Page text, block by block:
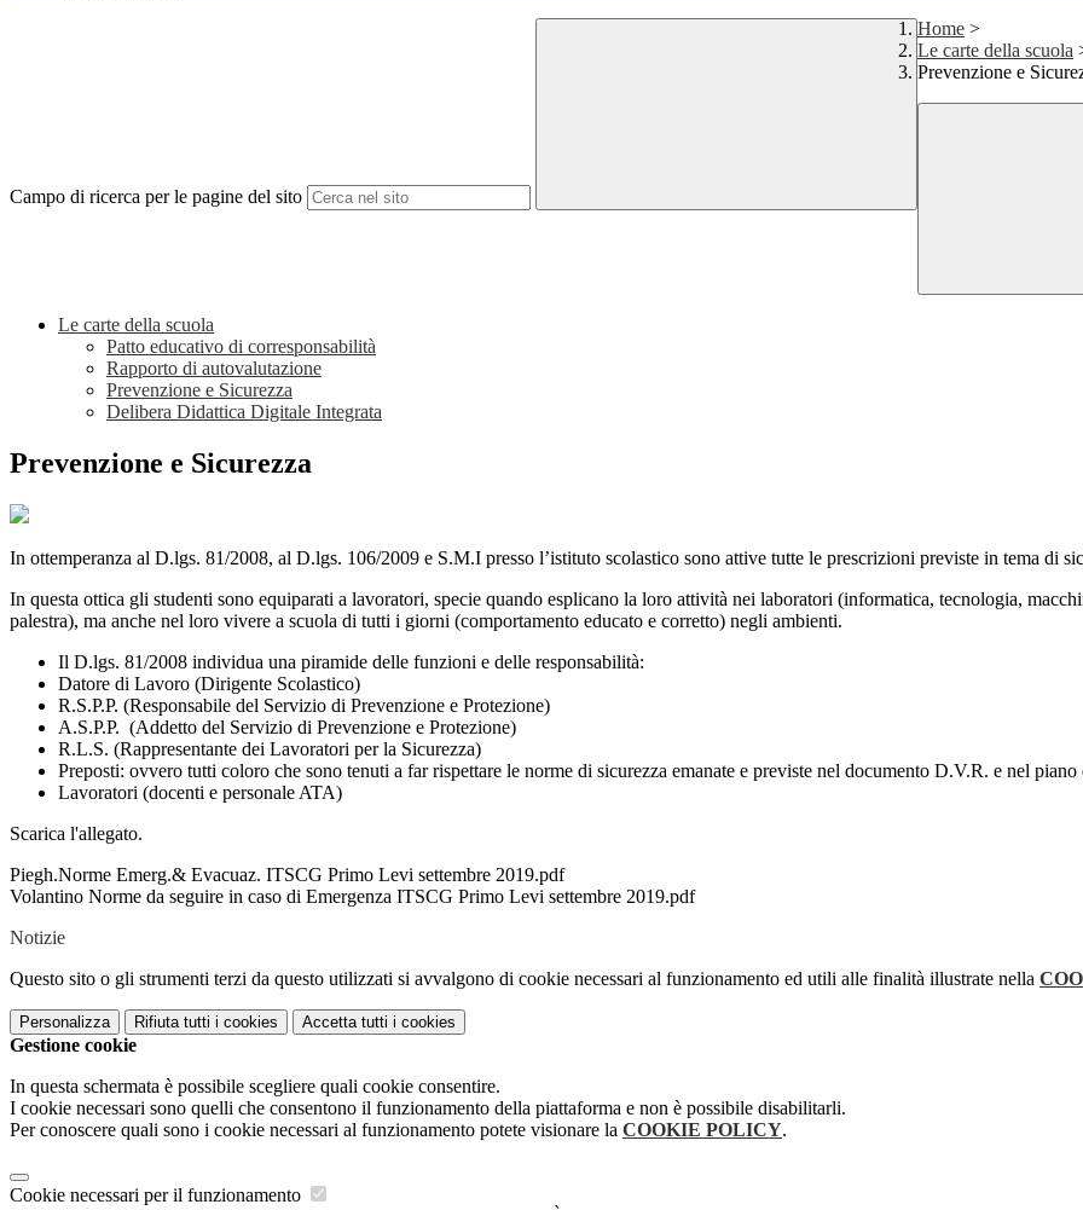
Campo di ricerca per le pagine del sito
Home >
Le carte della scuola
Prevenzione e
Le carte della scuola
Patto educativo di corresponsabilità
Rapporto di autovalutazione
Prevenzione e Sicurezza
Delibera Didattica Digitale Integrata
Prevenzione e Sicurezza
In ottemperanza al D.lgs. 81/2008, al D.lgs. 106/2009 e S.M.I presso l’istituto scolastico sono attive tutte le prescrizioni previste in tema di
In questa ottica gli studenti sono equiparati a lavoratori, specie quando esplicano la loro attività nei laboratori (informatica, tecnologia,
palestra), ma anche nel loro vivere a scuola di tutti i giorni (comportamento educato e corretto) negli ambienti.
Il D.lgs. 81/2008 individua una piramide delle funzioni e delle responsabilità:
Datore di Lavoro (Dirigente Scolastico)
R.S.P.P. (Responsabile del Servizio di Prevenzione e Protezione)
A.S.P.P. (Addetto del Servizio di Prevenzione e Protezione)
R.L.S. (Rappresentante dei Lavoratori per la Sicurezza)
Preposti: ovvero tutti coloro che sono tenuti a far rispettare le norme di sicurezza emanate e previste nel documento D.V.R. e nel piano
Lavoratori (docenti e personale ATA)
Scarica l'allegato.
Piegh.Norme Emerg.& Evacuaz. ITSCG Primo Levi settembre 2019.pdf
Volantino Norme da seguire in caso di Emergenza ITSCG Primo Levi settembre 2019.pdf
Notizie
Questo sito o gli strumenti terzi da questo utilizzati si avvalgono di cookie necessari al funzionamento ed utili alle finalità illustrate nella
Personalizza Rifiuta tutti i cookies Accetta tutti i cookies
Gestione cookie
In questa schermata è possibile scegliere quali cookie consentire.
I cookie necessari sono quelli che consentono il funzionamento della piattaforma e non è possibile disabilitarli.
Per conoscere quali sono i cookie necessari al funzionamento potete visionare la COOKIE POLICY.
Cookie necessari per il funzionamento